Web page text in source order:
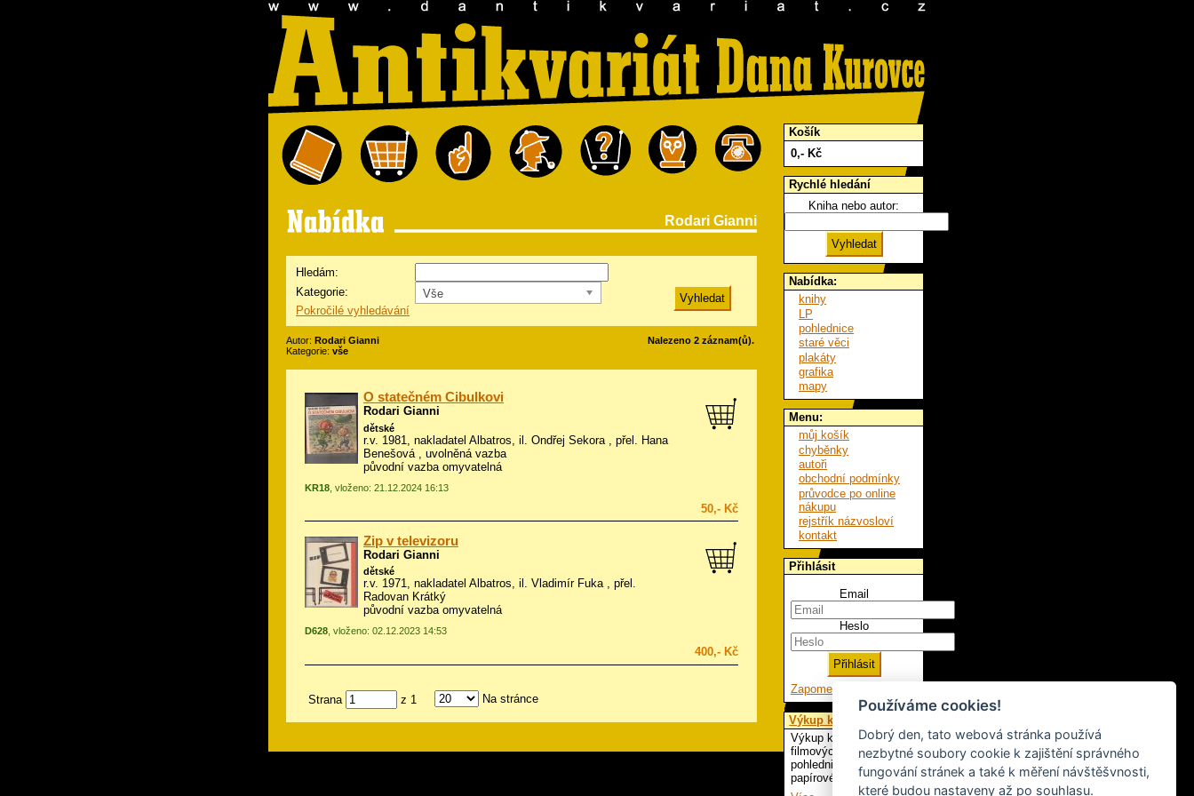
Rodari Gianni
Hledám:
Kategorie:
Vše
Pokročilé vyhledávání
Autor: Rodari Gianni
Kategorie: vše
Nalezeno 2 záznam(ů).
O statečném Cibulkovi
Rodari Gianni
dětské
r.v. 1981, nakladatel Albatros, il. Ondřej Sekora , přel. Hana
Benešová , uvolněná vazba
původní vazba omyvatelná
KR18 , vloženo: 21.12.2024 16:13
50,- Kč
Zip v televizoru
Rodari Gianni
dětské
r.v. 1971, nakladatel Albatros, il. Vladimír Fuka , přel.
Radovan Krátký
původní vazba omyvatelná
D628 , vloženo: 02.12.2023 14:53
400,- Kč
Strana z 1 Na stránce
Košík
0,- Kč
Rychlé hledání
Kniha nebo autor:
Nabídka:
knihy
LP
pohlednice
staré věci
plakáty
grafika
mapy
Menu:
můj košík
chyběnky
autoři
obchodní podmínky
průvodce po online
nákupu
rejstřík názvosloví
kontakt
Přihlásit
Email
Heslo
Zapomenuté heslo
Výkup knih
Výkup knih, LP,
filmových plakátů,
pohlednic a ostatního
papírového artiklu.
Používáme cookies!
Dobrý den, tato webová stránka používá
nezbytné soubory cookie k zajištění správného
fungování stránek a také k měření návštěšvnosti,
které budou nastaveny až po souhlasu.